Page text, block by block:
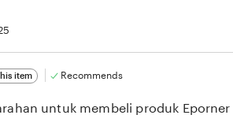
item Recommends
untuk membeli produk Eporner